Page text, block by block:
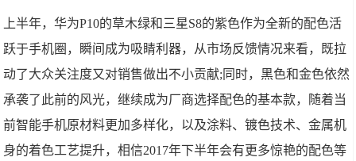
上半年，华为P10的草木绿和三星S8的紫色作为全新的配色活
跃于手机圈，瞬间成为吸睛利器，从市场反馈情况来看，既拉
动了大众关注度又对销售做出不小贡献;同时，黑色和金色依然
承袭了此前的风光，继续成为厂商选择配色的基本款，随着当
前智能手机原材料更加多样化，以及涂料、镀色技术、金属机
身的着色工艺提升，相信2017年下半年会有更多惊艳的配色等